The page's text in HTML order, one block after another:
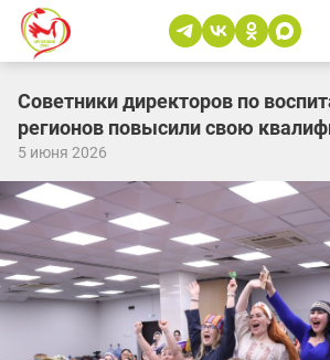
Советники директоров по
регионов повысили свою
5 июня 2026